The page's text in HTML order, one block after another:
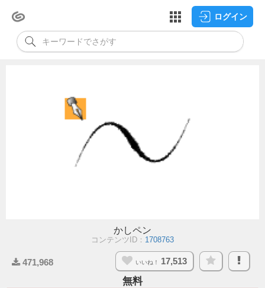
ログイン
かしペン
コンテンツID： 1708763
471,968 いいね！ 17,513
無料